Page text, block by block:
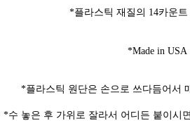
*플라스틱 재질의 14카운트
*Made in USA
*플라스틱 원단은 손으로 쓰다듬어서
*수 놓은 후 가위로 잘라서 어디든 붙이시